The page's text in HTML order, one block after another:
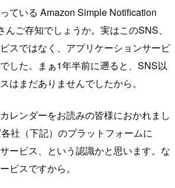
ている Amazon Simple Notification
ご存知でしょうか。実はこのSNS、
スではなく、アプリケーションサービ
した。まぁ1年半前に遡ると、SNS以
はまだありませんでしたから。
レンダーをお読みの皆様におかれまし
社（下記）のプラットフォームに
ービス、という認識かと思います。な
ビスですから。